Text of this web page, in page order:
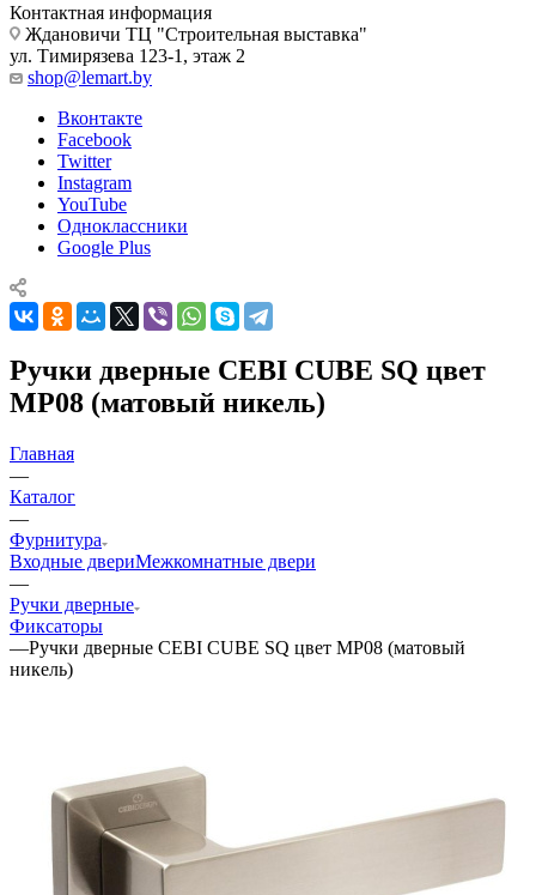
Контактная информация
Ждановичи ТЦ "Строительная выставка"
ул. Тимирязева 123-1, этаж 2
shop@lemart.by
Вконтакте
Facebook
Twitter
Instagram
YouTube
Одноклассники
Google Plus
Ручки дверные CEBI CUBE SQ цвет
MP08 (матовый никель)
Главная
—
Каталог
—
Фурнитура
Входные двериМежкомнатные двери
—
Ручки дверные
Фиксаторы
—Ручки дверные CEBI CUBE SQ цвет MP08 (матовый
никель)